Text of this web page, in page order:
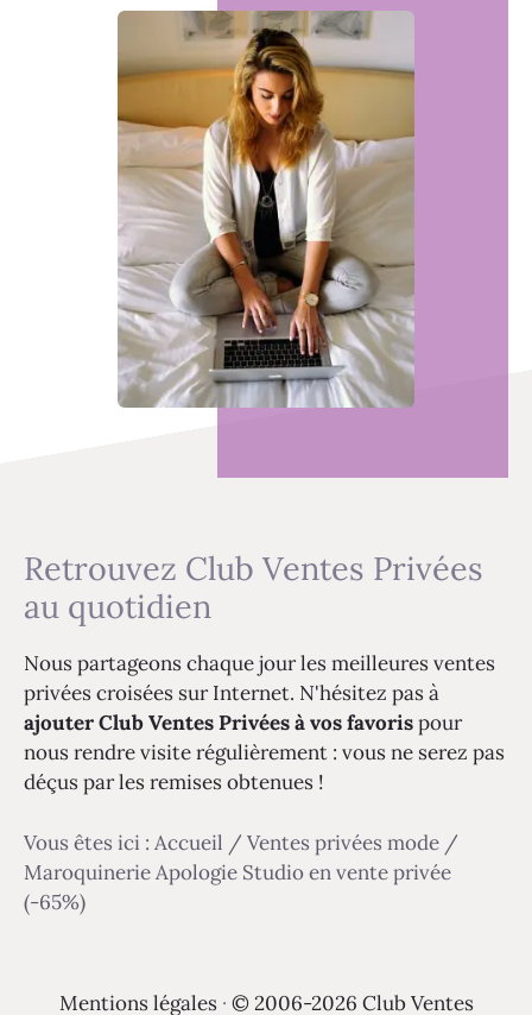
Retrouvez Club Ventes Privées
au quotidien
Nous partageons chaque jour les meilleures ventes
privées croisées sur Internet. N'hésitez pas à
ajouter Club Ventes Privées à vos favorispour
nous rendre visite régulièrement : vous ne serez pas
déçus par les remises obtenues !
Vous êtes ici : Accueil / Ventes privées mode /
Maroquinerie Apologie Studio en vente privée
(-65%)
Mentions légales · © 2006-2026 Club Ventes